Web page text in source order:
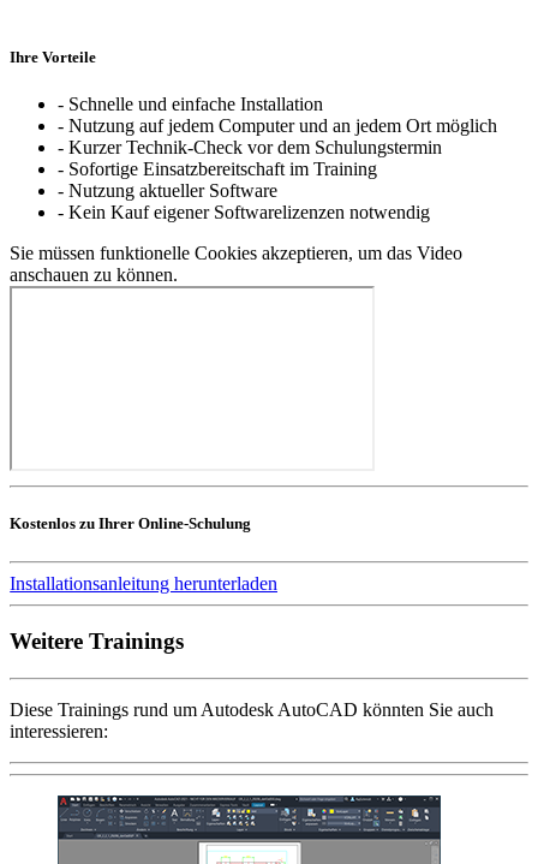
Ihre Vorteile
- Schnelle und einfache Installation
- Nutzung auf jedem Computer und an jedem Ort möglich
- Kurzer Technik-Check vor dem Schulungstermin
- Sofortige Einsatzbereitschaft im Training
- Nutzung aktueller Software
- Kein Kauf eigener Softwarelizenzen notwendig
Sie müssen funktionelle Cookies akzeptieren, um das Video
anschauen zu können.
Kostenlos zu Ihrer Online-Schulung
Installationsanleitung herunterladen
Weitere Trainings
Diese Trainings rund um Autodesk AutoCAD könnten Sie auch
interessieren: